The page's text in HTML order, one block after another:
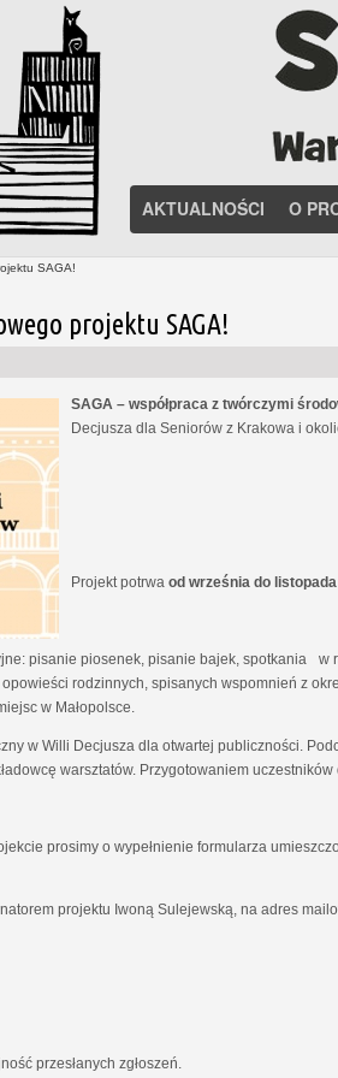
AKTUALNOŚCI O
SAGA!
projektu SAGA!
SAGA – współpraca z twórczymi
Decjusza dla Seniorów z Krakowa i
Projekt potrwa od września do
pisanie piosenek, pisanie bajek, spotkania
rodzinnych, spisanych wspomnień z
w Małopolsce.
w Willi Decjusza dla otwartej publiczności.
warsztatów. Przygotowaniem
prosimy o wypełnienie formularza
projektu Iwoną Sulejewską, na adres
przesłanych zgłoszeń.